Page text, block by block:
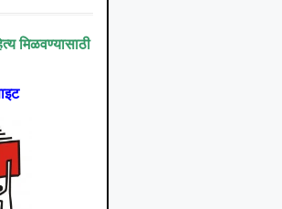
मिळवण्यासाठी